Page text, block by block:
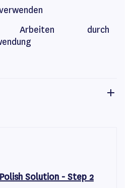
Arbeiten durch
Solution - Step 2